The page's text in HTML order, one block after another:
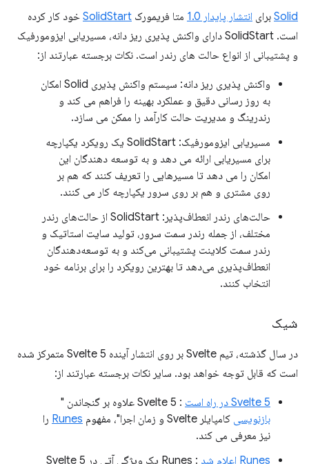
Solid برای انتشار پایدار 1.0 متا فریمورک SolidStart خود کار کرده
است. SolidStart دارای واکنش پذیری ریز دانه، مسیریابی ایزومورفیک
و پشتیبانی از انواع حالت های رندر است. نکات برجسته عبارتند از:
واکنش پذیری ریز دانه: سیستم واکنش پذیری Solid امکان
به روز رسانی دقیق و عملکرد بهینه را فراهم می کند و
رندرینگ و مدیریت حالت کارآمد را ممکن می سازد.
مسیریابی ایزومورفیک: SolidStart یک رویکرد یکپارچه
برای مسیریابی ارائه می دهد و به توسعه دهندگان این
امکان را می دهد تا مسیرهایی را تعریف کنند که هم بر
روی مشتری و هم بر روی سرور یکپارچه کار می کنند.
حالت‌های رندر انعطاف‌پذیر: SolidStart از حالت‌های رندر
مختلف، از جمله رندر سمت سرور، تولید سایت استاتیک و
رندر سمت کلاینت پشتیبانی می‌کند و به توسعه‌دهندگان
انعطاف‌پذیری می‌دهد تا بهترین رویکرد را برای برنامه خود
انتخاب کنند.
شیک
در سال گذشته، تیم Svelte بر روی انتشار آینده Svelte 5 متمرکز شده
است که قابل توجه خواهد بود. سایر نکات برجسته عبارتند از:
Svelte 5 در راه است
: Svelte 5 علاوه بر گنجاندن "
بازنویسی کامپایلر Svelte و زمان اجرا"، مفهوم Runes را
نیز معرفی می کند.
Runes اعلام شد
: Runes یک ویژگی آتی در Svelte 5